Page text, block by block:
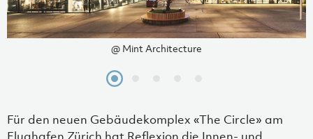
@ Mint Architecture
Für den neuen Gebäudekomplex «The Circle» am